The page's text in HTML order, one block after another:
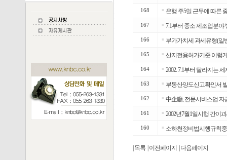
168 ■ 은행 주5일 근무에 따른
167 ■ 7.1부터 중소 제조업분야
166 ■ 부가가치세 과세유형(일
165 ■ 산지전용허가기준 이렇
164 ■ 2002. 7.1부터 달라지는
163 ■ 부동산양도신고확인서
162 ■ 中企廳, 전문서비스업 자
161 ■ 2002년7월1일시행 간이
160 ■ 소하천정비법시행규칙중
| 목록 | 이전페이지 | 다음페이지